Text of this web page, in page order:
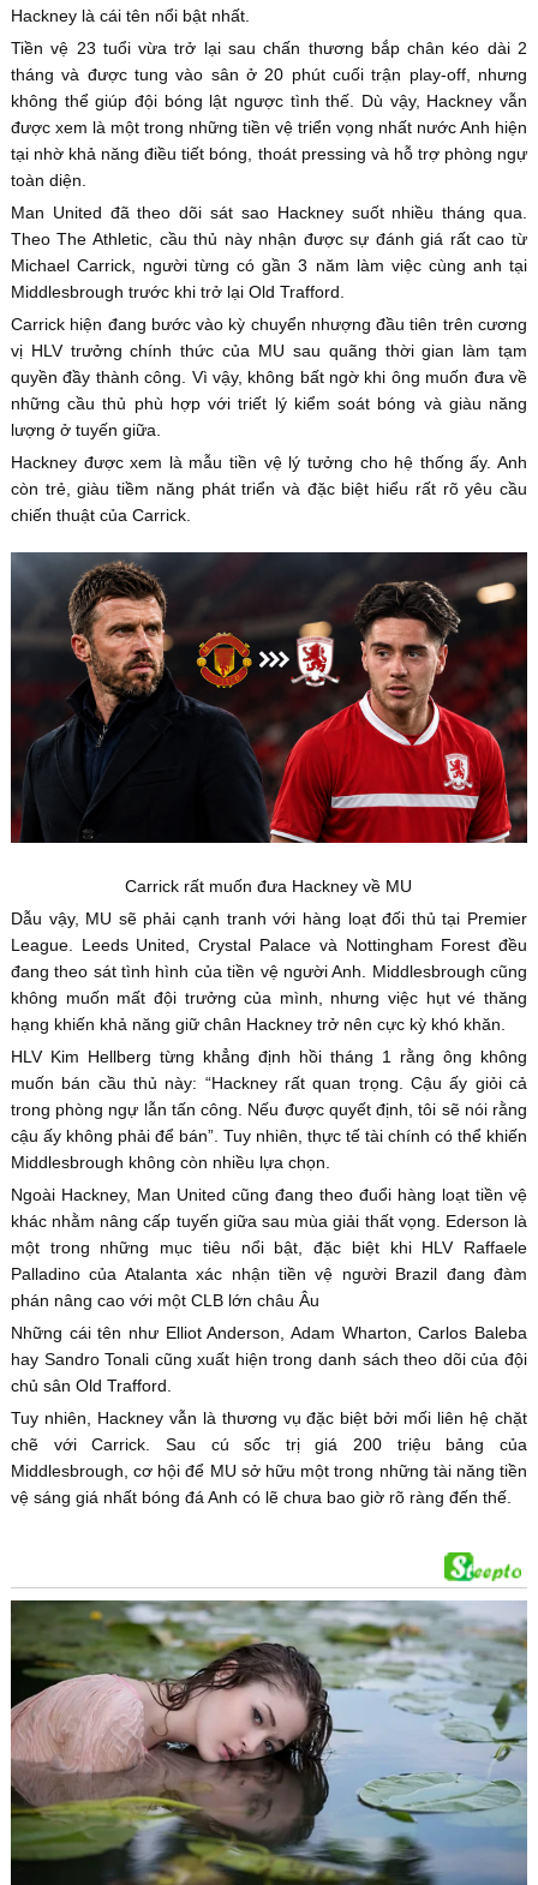
Hackney là cái tên nổi bật nhất.
Tiền vệ 23 tuổi vừa trở lại sau chấn thương bắp chân kéo dài 2
tháng và được tung vào sân ở 20 phút cuối trận play-off, nhưng
không thể giúp đội bóng lật ngược tình thế. Dù vậy, Hackney vẫn
được xem là một trong những tiền vệ triển vọng nhất nước Anh hiện
tại nhờ khả năng điều tiết bóng, thoát pressing và hỗ trợ phòng ngự
toàn diện.
Man United đã theo dõi sát sao Hackney suốt nhiều tháng qua.
Theo The Athletic, cầu thủ này nhận được sự đánh giá rất cao từ
Michael Carrick, người từng có gần 3 năm làm việc cùng anh tại
Middlesbrough trước khi trở lại Old Trafford.
Carrick hiện đang bước vào kỳ chuyển nhượng đầu tiên trên cương
vị HLV trưởng chính thức của MU sau quãng thời gian làm tạm
quyền đầy thành công. Vì vậy, không bất ngờ khi ông muốn đưa về
những cầu thủ phù hợp với triết lý kiểm soát bóng và giàu năng
lượng ở tuyến giữa.
Hackney được xem là mẫu tiền vệ lý tưởng cho hệ thống ấy. Anh
còn trẻ, giàu tiềm năng phát triển và đặc biệt hiểu rất rõ yêu cầu
chiến thuật của Carrick.
Carrick rất muốn đưa Hackney về MU
Dẫu vậy, MU sẽ phải cạnh tranh với hàng loạt đối thủ tại Premier
League. Leeds United, Crystal Palace và Nottingham Forest đều
đang theo sát tình hình của tiền vệ người Anh. Middlesbrough cũng
không muốn mất đội trưởng của mình, nhưng việc hụt vé thăng
hạng khiến khả năng giữ chân Hackney trở nên cực kỳ khó khăn.
HLV Kim Hellberg từng khẳng định hồi tháng 1 rằng ông không
muốn bán cầu thủ này: “Hackney rất quan trọng. Cậu ấy giỏi cả
trong phòng ngự lẫn tấn công. Nếu được quyết định, tôi sẽ nói rằng
cậu ấy không phải để bán”. Tuy nhiên, thực tế tài chính có thể khiến
Middlesbrough không còn nhiều lựa chọn.
Ngoài Hackney, Man United cũng đang theo đuổi hàng loạt tiền vệ
khác nhằm nâng cấp tuyến giữa sau mùa giải thất vọng. Ederson là
một trong những mục tiêu nổi bật, đặc biệt khi HLV Raffaele
Palladino của Atalanta xác nhận tiền vệ người Brazil đang đàm
phán nâng cao với một CLB lớn châu Âu
Những cái tên như Elliot Anderson, Adam Wharton, Carlos Baleba
hay Sandro Tonali cũng xuất hiện trong danh sách theo dõi của đội
chủ sân Old Trafford.
Tuy nhiên, Hackney vẫn là thương vụ đặc biệt bởi mối liên hệ chặt
chẽ với Carrick. Sau cú sốc trị giá 200 triệu bảng của
Middlesbrough, cơ hội để MU sở hữu một trong những tài năng tiền
vệ sáng giá nhất bóng đá Anh có lẽ chưa bao giờ rõ ràng đến thế.